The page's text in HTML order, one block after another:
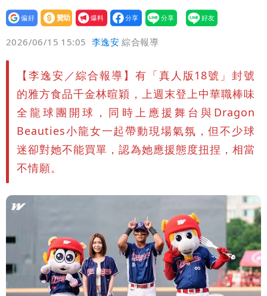
設為
贊助
我要
爆料
2026/06/15 15:05 李逸安 綜合報導
【李逸安／綜合報導】有「真人版18號」封號
的雅方食品千金林暄穎，上週末登上中華職棒味
全龍球團開球，同時上應援舞台與Dragon
Beauties小龍女一起帶動現場氣氛，但不少球
迷卻對她不能買單，認為她應援態度扭捏，相當
不情願。